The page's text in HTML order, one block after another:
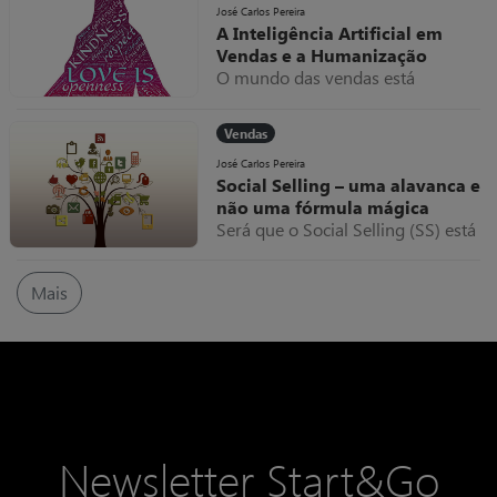
for atingir resultados
extraordinários.
José Carlos Pereira
A Inteligência Artificial em
Vendas e a Humanização
O mundo das vendas está
necessidades dos clientes de forma
eficiente e eficaz é uma obrigação.
E é aqui que pode entrar a
Inteligência Artificial (IA): obter
maior produtividade e transformar
vendedores em supervendedores –
Vendas
José Carlos Pereira
Social Selling – uma alavanca e
não uma fórmula mágica
Será que o Social Selling (SS) está
Mais
Newsletter Start&Go